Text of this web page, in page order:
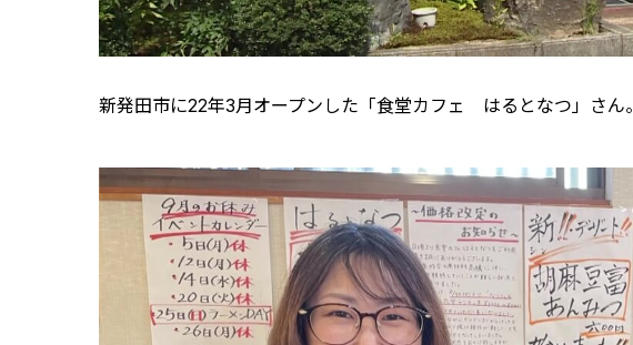
新発田市に22年3月オープンした「食堂カフェ はるとなつ」さん。